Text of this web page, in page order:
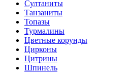
Султаниты
Танзаниты
Топазы
Турмалины
Цветные корунды
Цирконы
Цитрины
Шпинель